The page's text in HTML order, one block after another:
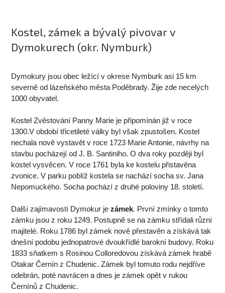
Kostel, zámek a bývalý pivovar v
Dymokurech (okr. Nymburk)
Dymokury jsou obec ležící v okrese Nymburk asi 15 km
severně od lázeňského města Poděbrady. Žije zde necelých
1000 obyvatel.
Kostel Zvěstování Panny Marie je připomínán již v roce
1300.V období třicetileté války byl však zpustošen. Kostel
nechala nově vystavět v roce 1723 Marie Antonie, návrhy na
stavbu pocházejí od J. B. Santiniho. O dva roky později byl
kostel vysvěcen. V roce 1761 byla ke kostelu přistavěna
zvonice. V parku poblíž kostela se nachází socha sv. Jana
Nepomuckého. Socha pochází z druhé poloviny 18. století.
Další zajímavostí Dymokur jezámek. První zmínky o tomto
zámku jsou z roku 1249. Postupně se na zámku střídali různí
majitelé. Roku 1786 byl zámek nově přestavěn a získává tak
dnešní podobu jednopatrové dvoukřídlé barokní budovy. Roku
1833 sňatkem s Rosinou Colloredovou získává zámek hrabě
Otakar Černín z Chudenic. Zámek byl tomuto rodu nejdříve
odebrán, poté navrácen a dnes je zámek opět v rukou
Černínů z Chudenic.